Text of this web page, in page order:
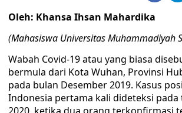
Oleh: Khansa Ihsan Mahardika
(Mahasiswa Universitas Muhammadiyah
Wabah Covid-19 atau yang biasa
bermula dari Kota Wuhan, Provinsi
pada bulan Desember 2019. Kasus
Indonesia pertama kali dideteksi